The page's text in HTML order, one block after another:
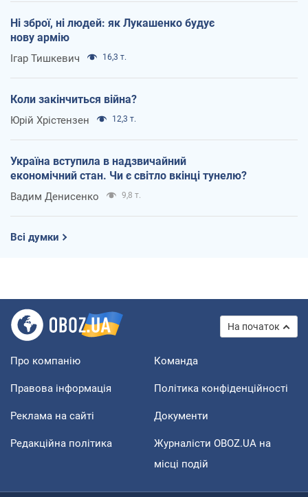
Ні зброї, ні людей: як Лукашенко будує
нову армію
Ігар Тишкевич 16,3 т.
Коли закінчиться війна?
Юрій Хрістензен 12,3 т.
Україна вступила в надзвичайний
економічний стан. Чи є світло вкінці тунелю?
Вадим Денисенко 9,8 т.
Всі думки
На початок
Про компанію Команда
Правова інформація Політика конфіденційності
Реклама на сайті Документи
Редакційна політика
Журналісти OBOZ.UA на
місці подій